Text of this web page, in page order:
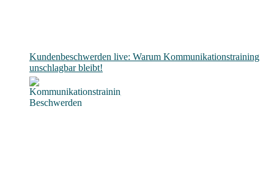
Kundenbeschwerden live: Warum Kommunikationstraining
unschlagbar bleibt!